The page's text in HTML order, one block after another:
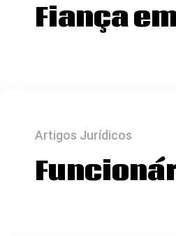
Fiança
Artigos Jurídicos